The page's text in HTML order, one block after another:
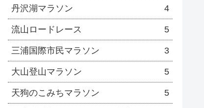
丹沢湖マラソン 4
流山ロードレース 5
三浦国際市民マラソン 3
大山登山マラソン 5
天狗のこみちマラソン 5